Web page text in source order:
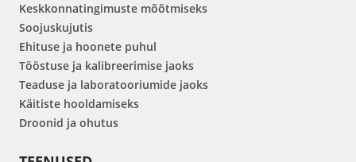
Keskkonnatingimuste mõõtmiseks
Soojuskujutis
Ehituse ja hoonete puhul
Tööstuse ja kalibreerimise jaoks
Teaduse ja laboratooriumide jaoks
Käitiste hooldamiseks
Droonid ja ohutus